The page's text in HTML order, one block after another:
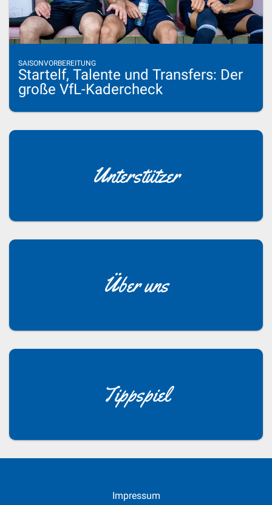
SAISONVORBEREITUNG
Startelf, Talente und Transfers: Der
große VfL-Kadercheck
Unterstützer
Über uns
Tippspiel
Impressum